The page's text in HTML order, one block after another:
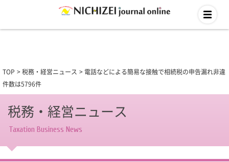
TOP 税務・経営ニュース
電話などによる簡易な接触で相続税の申告漏れ非違
件数は5796件
税務・経営ニュース
Taxation Business News